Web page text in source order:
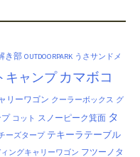
き部 OUTDOORPARK うさサンドメ
キャンプ カマボコ
リーワゴン クーラーボックス グ
コット スノーピーク箕面 タ
ーズタープ テキーラテーブル
ングキャリーワゴン フツーノタ